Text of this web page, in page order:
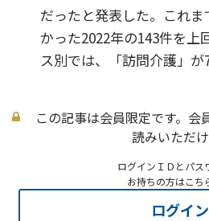
だったと発表した。これ
かった2022年の143件を
ス別では、「訪問介護」が
この記事は会員限定です。会
読みいただけ
ログインＩＤとパス
お持ちの方はこち
ログイン